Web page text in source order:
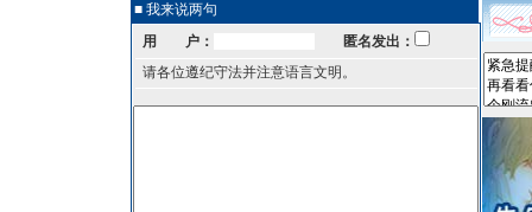
■ 我来说两句
用 户：
匿名发出：
请各位遵纪守法并注意语言文明。